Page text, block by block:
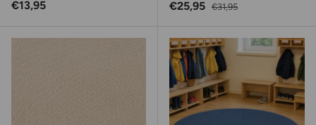
Normaalihinta
€13,95 Alennushinta
€25,95 Normaalihinta
€31,95